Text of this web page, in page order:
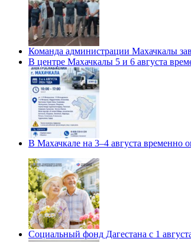
Команда администрации Махачкалы
В центре Махачкалы 5 и 6 августа
В Махачкале на 3–4 августа временно
Социальный фонд Дагестана с 1